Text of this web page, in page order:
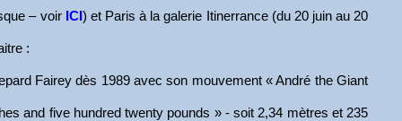
– voir ICI) et Paris à la galerie Itinerrance (du 20 juin au 20
:
Fairey dès 1989 avec son mouvement « André the Giant
and five hundred twenty pounds » - soit 2,34 mètres et 235